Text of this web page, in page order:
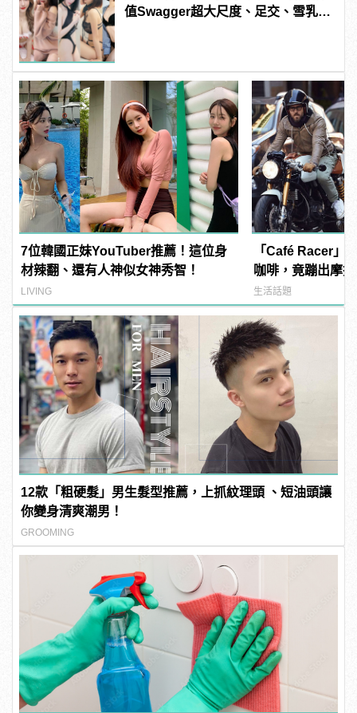
值Swagger超大尺度、足交、雪乳、
7位韓國正妹YouTuber推薦！這位身
材辣翻、還有人神似女神秀智！
LIVING
「Café Racer」
咖啡，竟蹦出摩
花！？
生活話題
12款「粗硬髮」男生髮型推薦，上抓紋理頭 、短油頭讓
你變身清爽潮男！
GROOMING